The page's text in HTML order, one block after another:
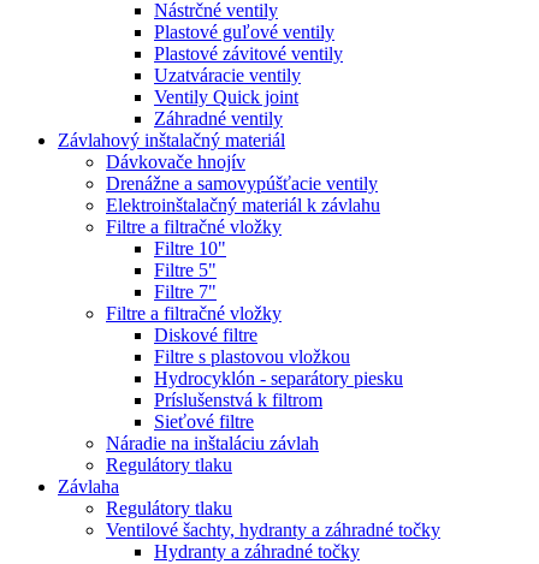
Nástrčné ventily
Plastové guľové ventily
Plastové závitové ventily
Uzatváracie ventily
Ventily Quick joint
Záhradné ventily
Závlahový inštalačný materiál
Dávkovače hnojív
Drenážne a samovypúšťacie ventily
Elektroinštalačný materiál k závlahu
Filtre a filtračné vložky
Filtre 10"
Filtre 5"
Filtre 7"
Filtre a filtračné vložky
Diskové filtre
Filtre s plastovou vložkou
Hydrocyklón - separátory piesku
Príslušenstvá k filtrom
Sieťové filtre
Náradie na inštaláciu závlah
Regulátory tlaku
Závlaha
Regulátory tlaku
Ventilové šachty, hydranty a záhradné točky
Hydranty a záhradné točky